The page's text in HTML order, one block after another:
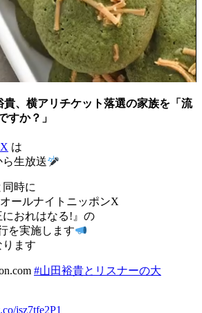
、横アリチケット落選の家族を「流
すか？」
は
ら生放送
時に
ールナイトニッポンX
おれはなる!』の
を実施します
ます
#山田裕貴とリスナーの大
jsz7tfe2P1